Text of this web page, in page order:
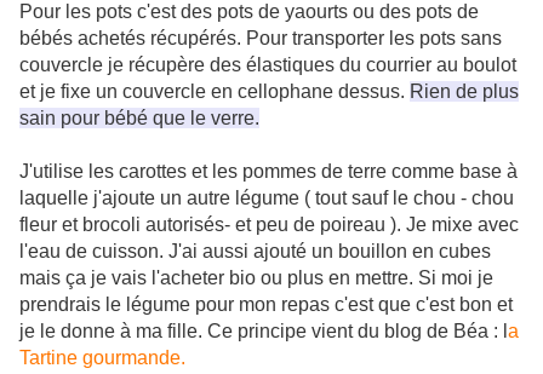
Pour les pots c'est des pots de yaourts ou des pots de
bébés achetés récupérés. Pour transporter les pots sans
couvercle je récupère des élastiques du courrier au boulot
et je fixe un couvercle en cellophane dessus. Rien de plus
sain pour bébé que le verre.
J'utilise les carottes et les pommes de terre comme base à
laquelle j'ajoute un autre légume ( tout sauf le chou - chou
fleur et brocoli autorisés- et peu de poireau ). Je mixe avec
l'eau de cuisson. J'ai aussi ajouté un bouillon en cubes
mais ça je vais l'acheter bio ou plus en mettre. Si moi je
prendrais le légume pour mon repas c'est que c'est bon et
je le donne à ma fille. Ce principe vient du blog de Béa : l a
Tartine gourmande.